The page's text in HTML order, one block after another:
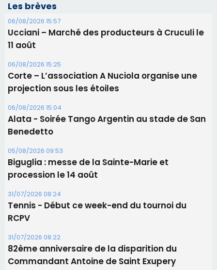
06/08/2026 15:04
Alata - Soirée Tango Argentin au stade de San
Benedetto
05/08/2026 09:53
Biguglia : messe de la Sainte-Marie et
procession le 14 août
31/07/2026 08:24
Tennis - Début ce week-end du tournoi du
RCPV
31/07/2026 08:22
82ème anniversaire de la disparition du
Commandant Antoine de Saint Exupery
Les plus lus
Satine Nomary est la nouvelle Miss Corse 2026
Éclipse du 12 août : la Corse aux premières loges
d'un spectacle qui ne reviendra pas avant 2081